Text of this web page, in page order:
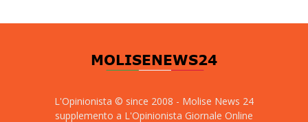
L'Opinionista © since 2008 - Molise News 24
supplemento a L'Opinionista Giornale Online